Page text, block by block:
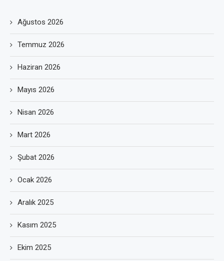
Ağustos 2026
Temmuz 2026
Haziran 2026
Mayıs 2026
Nisan 2026
Mart 2026
Şubat 2026
Ocak 2026
Aralık 2025
Kasım 2025
Ekim 2025